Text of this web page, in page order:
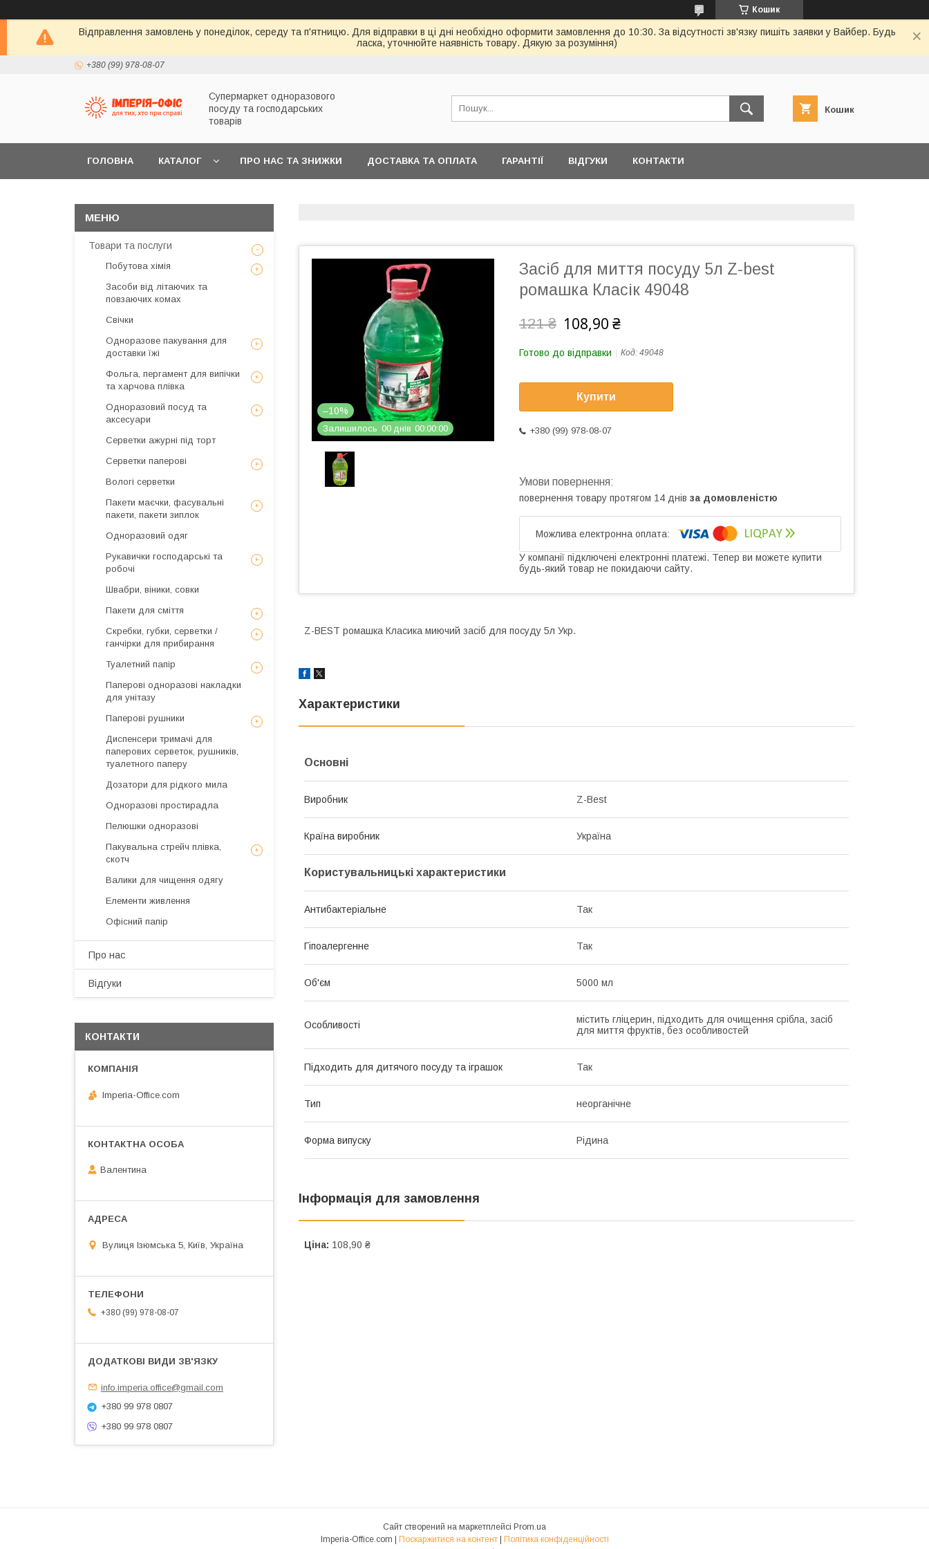
Кошик
Відправлення замовлень у понеділок, середу та п'ятницю. Для відправки в ці дні необхідно оформити замовлення до 10:30. За відсутності зв'язку пишіть заявки у Вайбер. Будь
ласка, уточнюйте наявність товару. Дякую за розуміння)
+380 (99) 978-08-07
Супермаркет одноразового
посуду та господарських
товарів
Кошик
ГОЛОВНА КАТАЛОГ ПРО НАС ТА ЗНИЖКИ ДОСТАВКА ТА ОПЛАТА ГАРАНТІЇ ВІДГУКИ КОНТАКТИ
–10%
Залишилось 00 днів 00 00 00
Засіб для миття посуду 5л Z-best
ромашка Класік 49048
121 ₴ 108,90 ₴
Готово до відправки Код: 49048
Купити
+380 (99) 978-08-07
повернення товару протягом 14 днів за домовленістю
У компанії підключені електронні платежі. Тепер ви можете купити
будь-який товар не покидаючи сайту.
Z-BEST ромашка Класика миючий засіб для посуду 5л Укр.
Характеристики
Основні
Виробник Z-Best
Країна виробник Україна
Користувальницькі характеристики
Антибактеріальне Так
Гіпоалергенне Так
Об'єм 5000 мл
Особливості
містить гліцерин, підходить для очищення срібла, засіб
для миття фруктів, без особливостей
Підходить для дитячого посуду та іграшок Так
Тип неорганічне
Форма випуску Рідина
Інформація для замовлення
Ціна: 108,90 ₴
Товари та послуги
Побутова хімія
Засоби від літаючих та
повзаючих комах
Свічки
Одноразове пакування для
доставки їжі
Фольга, пергамент для випічки
та харчова плівка
Одноразовий посуд та
аксесуари
Серветки ажурні під торт
Серветки паперові
Вологі серветки
Пакети маєчки, фасувальні
пакети, пакети зиплок
Одноразовий одяг
Рукавички господарські та
робочі
Швабри, віники, совки
Пакети для сміття
Скребки, губки, серветки /
ганчірки для прибирання
Туалетний папір
Паперові одноразові накладки
для унітазу
Паперові рушники
Диспенсери тримачі для
паперових серветок, рушників,
туалетного паперу
Дозатори для рідкого мила
Одноразові простирадла
Пелюшки одноразові
Пакувальна стрейч плівка,
скотч
Валики для чищення одягу
Елементи живлення
Офісний папір
Про нас
Відгуки
КОНТАКТИ
Imperia-Office.com
Валентина
Вулиця Ізюмська 5, Київ, Україна
+380 (99) 978-08-07
info.imperia.office@gmail.com
+380 99 978 0807
+380 99 978 0807
Сайт створений на маркетплейсі Prom.ua
Поскаржитися на контент
Політика конфіденційності